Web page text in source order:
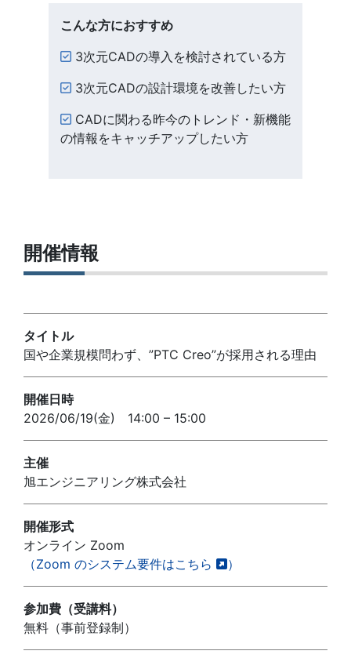
こんな方におすすめ
3次元CADの導入を検討されている方
3次元CADの設計環境を改善したい方
CADに関わる昨今のトレンド・新機能
の情報をキャッチアップしたい方
開催情報
タイトル
国や企業規模問わず、”PTC Creo”が採用される理由
開催日時
2026/06/19(金) 14:00 – 15:00
主催
旭エンジニアリング株式会社
開催形式
オンライン Zoom
（Zoom のシステム要件はこちら
）
参加費（受講料）
無料（事前登録制）